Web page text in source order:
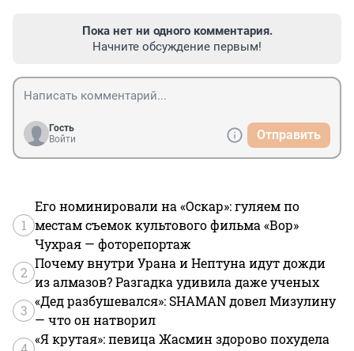
Пока нет ни одного комментария.
Начните обсуждение первым!
Гость
Войти
Отправить
1
Его номинировали на «Оскар»: гуляем по
местам съемок культового фильма «Вор»
Чухрая — фоторепортаж
2
Почему внутри Урана и Нептуна идут дожди
из алмазов? Разгадка удивила даже ученых
3
«Дед разбушевался»: SHAMAN довел Мизулину
— что он натворил
«Я крутая»: певица Жасмин здорово похудела